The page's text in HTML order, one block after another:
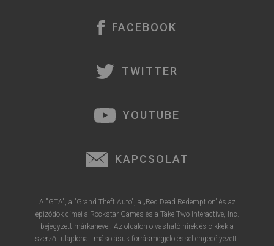
FACEBOOK
TWITTER
YOUTUBE
KAPCSOLAT
A "GTA", a "Grand Theft Auto", a „Red Dead Redemption” és az
epizódok címei a Rockstar Games és a Take-Two Interactive, Inc.
bejegyzett márkanevei. Az oldalon olvasható hírek és cikkek a
szerző tulajdonai, másolásuk forrásmegjelöléssel engedélyezett.